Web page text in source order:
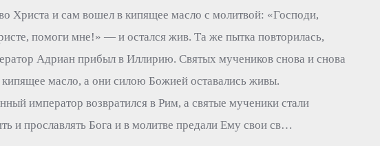
Христа и сам вошел в кипящее масло с молитвой: «Господи,
помоги мне!» — и остался жив. Та же пытка повторилась,
Адриан прибыл в Иллирию. Святых мучеников снова и снова
кипящее масло, а они силою Божией оставались живы.
император возвратился в Рим, а святые мученики стали
и прославлять Бога и в молитве предали Ему свои св…